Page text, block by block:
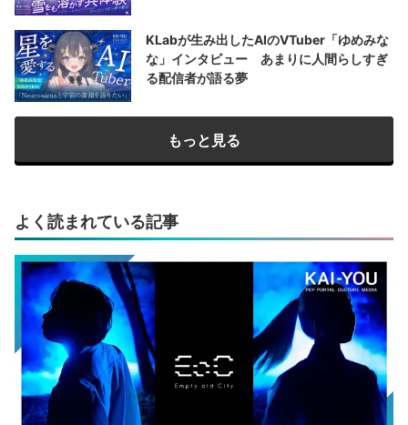
KLabが生み出したAIのVTuber「ゆめみな
な」インタビュー あまりに人間らしすぎ
る配信者が語る夢
もっと見る
よく読まれている記事